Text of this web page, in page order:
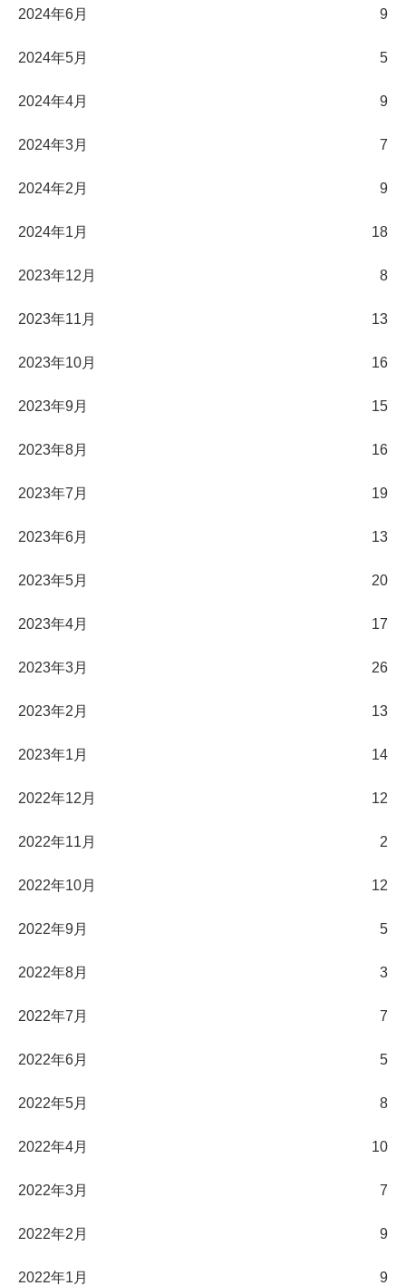
2024年6月 9
2024年5月 5
2024年4月 9
2024年3月 7
2024年2月 9
2024年1月 18
2023年12月 8
2023年11月 13
2023年10月 16
2023年9月 15
2023年8月 16
2023年7月 19
2023年6月 13
2023年5月 20
2023年4月 17
2023年3月 26
2023年2月 13
2023年1月 14
2022年12月 12
2022年11月 2
2022年10月 12
2022年9月 5
2022年8月 3
2022年7月 7
2022年6月 5
2022年5月 8
2022年4月 10
2022年3月 7
2022年2月 9
2022年1月 9